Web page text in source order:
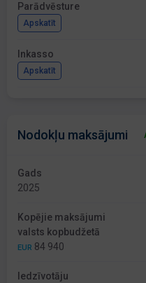
Parādvēsture
Apskatīt
Inkasso
Apskatīt
Nodokļu maksājumi
Gads
2025
Kopējie maksājumi
valsts kopbudžetā
EUR 84 940
Iedzīvotāju